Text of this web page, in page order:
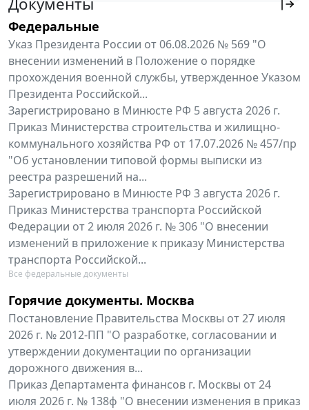
Федеральные
Указ Президента России от 06.08.2026 № 569 "О
внесении изменений в Положение о порядке
прохождения военной службы, утвержденное Указом
Президента Российской...
Зарегистрировано в Минюсте РФ 5 августа 2026 г.
Приказ Министерства строительства и жилищно-
коммунального хозяйства РФ от 17.07.2026 № 457/пр
"Об установлении типовой формы выписки из
реестра разрешений на...
Зарегистрировано в Минюсте РФ 3 августа 2026 г.
Приказ Министерства транспорта Российской
Федерации от 2 июля 2026 г. № 306 "О внесении
изменений в приложение к приказу Министерства
транспорта Российской...
Все федеральные документы
Горячие документы. Москва
Постановление Правительства Москвы от 27 июля
2026 г. № 2012-ПП "О разработке, согласовании и
утверждении документации по организации
дорожного движения в...
Приказ Департамента финансов г. Москвы от 24
июля 2026 г. № 138ф "О внесении изменения в приказ